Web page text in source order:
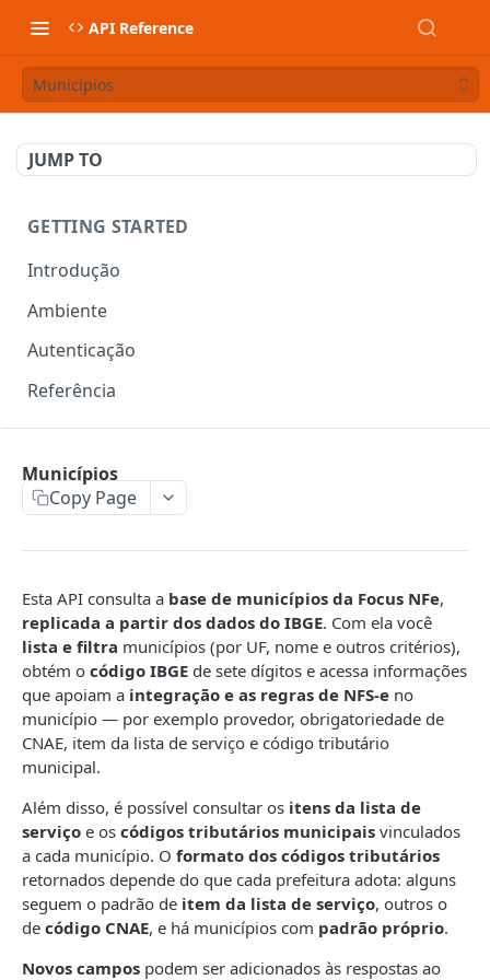
API Reference
Municípios
JUMP TO
GETTING STARTED
Introdução
Ambiente
Autenticação
Referência
CTe/CTeOs
Emitir CT-e Simplificado POST
Consultar GET
Cancelar
Carta de correção POST
Solicitar reenvio de notificação
Consultar GET
Cancelar DEL
Solicitar reenvio de notificação
Emitir
POST
Consultar GET
Cancelar
Incluir um condutor POST
Incluir um DFe
Encerrar
Solicitar reenvio de notificação
NFCom
Emitir
POST
Consultar
Cancelar DEL
Solicitar reenvio de notificação
NFCe
Emitir
Consultar GET
Cancelar
Enviar NFC-e por email
Inutilizar numeração
Consultar inutilizações GET
Registrar Conciliação Financeira (ECONF) POST
Consultar ECONF GET
NFe
Emitir
POST
Consultar
Cancelar
Emitir Carta de Correção
Registrar Ator Interessado POST
Registrar Insucesso na Entrega POST
Cancelar Insucesso na Entrega DEL
NFGás (Beta)
Emitir
Consultar
Cancelar
Solicitar reenvio de notificação POST
NFSe
Emitir
Consultar
Cancelar DEL
Reenviar email POST
Solicitar reenvio de notificação POST
NFSe Nacional
Emitir
Consultar GET
Cancelar DEL
Reenviar email POST
DOCUMENTOS RECEBIDOS
CTe Recebidas
NFe Recebidas
Municípios
Copy Page
Esta API consulta a base de municípios da Focus NFe,
replicada a partir dos dados do IBGE. Com ela você
lista e filtra municípios (por UF, nome e outros critérios),
obtém o código IBGE de sete dígitos e acessa informações
que apoiam a integração e as regras de NFS-e no
município — por exemplo provedor, obrigatoriedade de
CNAE, item da lista de serviço e código tributário
municipal.
Além disso, é possível consultar os itens da lista de
serviço e os códigos tributários municipais vinculados
a cada município. O formato dos códigos tributários
retornados depende do que cada prefeitura adota: alguns
seguem o padrão de item da lista de serviço, outros o
de código CNAE, e há municípios com padrão próprio.
Novos campos podem ser adicionados às respostas ao